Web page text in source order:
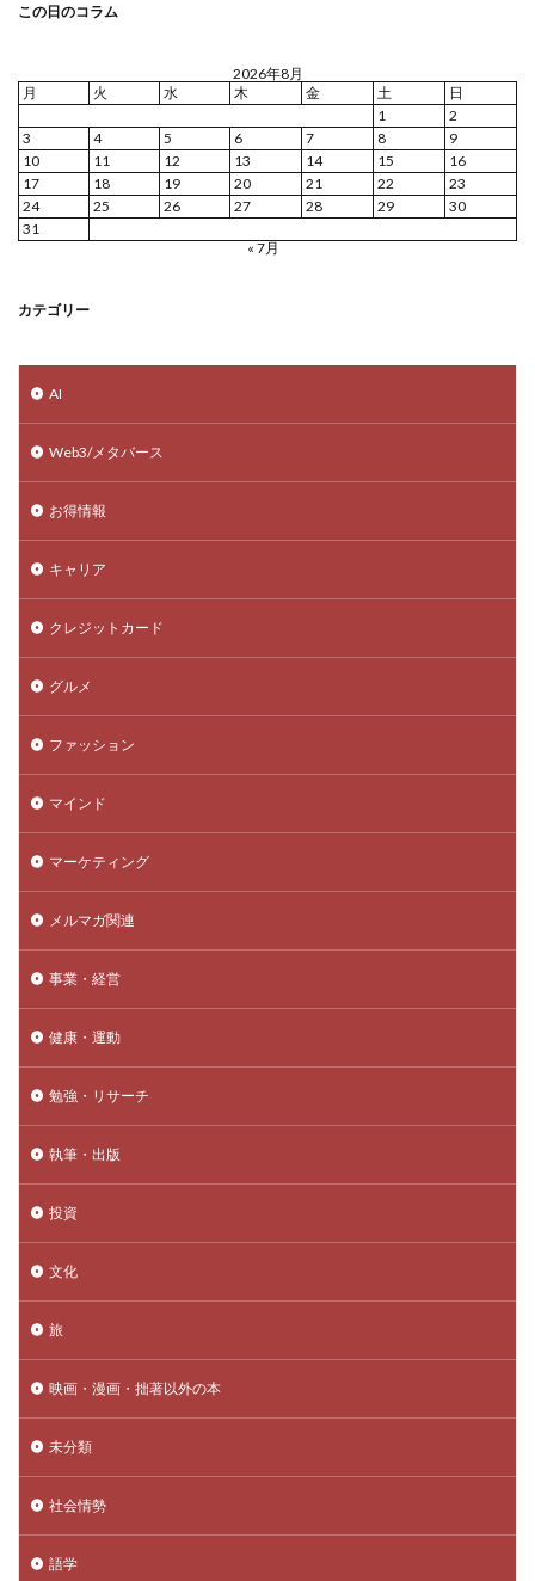
この日のコラム
2026年8月
月
火 水 木 金 土
日
1
2
3
4 5 6 7 8
9
10
11 12 13 14 15
16
17
18 19 20 21 22
23
24
25 26 27 28 29
30
31
« 7月
カテゴリー
AI
Web3/メタバース
お得情報
キャリア
クレジットカード
グルメ
ファッション
マインド
マーケティング
メルマガ関連
事業・経営
健康・運動
勉強・リサーチ
執筆・出版
投資
文化
旅
映画・漫画・拙著以外の本
未分類
社会情勢
語学